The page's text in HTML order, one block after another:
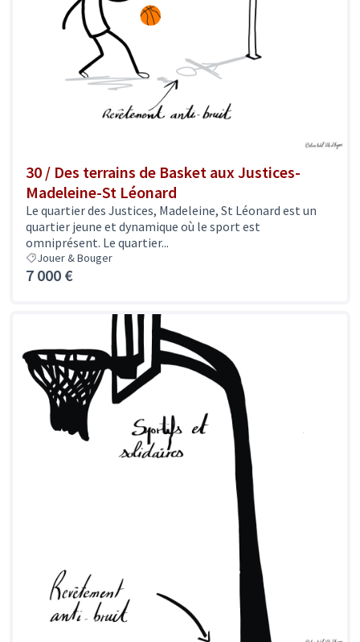
30 / Des terrains de Basket aux Justices-
Madeleine-St Léonard
Le quartier des Justices, Madeleine, St Léonard est un
quartier jeune et dynamique où le sport est
omniprésent. Le quartier...
Jouer & Bouger
7 000 €